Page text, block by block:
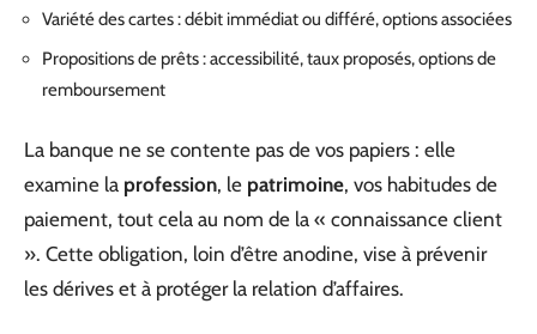
Variété des cartes : débit immédiat ou différé, options associées
Propositions de prêts : accessibilité, taux proposés, options de
remboursement
La banque ne se contente pas de vos papiers : elle
examine la profession, le patrimoine, vos habitudes de
paiement, tout cela au nom de la « connaissance client
». Cette obligation, loin d’être anodine, vise à prévenir
les dérives et à protéger la relation d’affaires.